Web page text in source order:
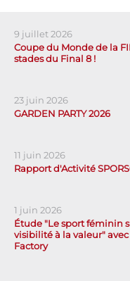
9 juillet 2026
Coupe du Monde de la
stades du Final 8 !
23 juin 2026
GARDEN PARTY 2026
11 juin 2026
Rapport d'Activité
1 juin 2026
Étude "Le sport féminin
visibilité à la valeur" avec
Factory